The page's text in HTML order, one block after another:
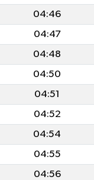
04:46
04:47
04:48
04:50
04:51
04:52
04:54
04:55
04:56